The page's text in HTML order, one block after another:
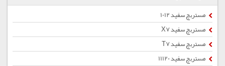
مستربچ سفید 1012
مستربچ سفید X7
مستربچ سفید T7
مستربچ سفید 11120